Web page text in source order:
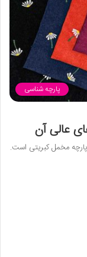
پارچه شناسی
عالی آن
مخمل کبریتی است.